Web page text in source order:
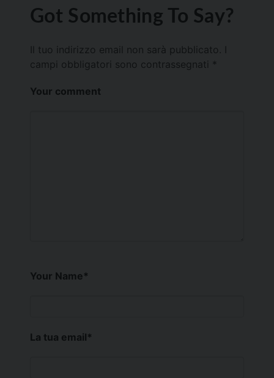
Got Something To Say?
Il tuo indirizzo email non sarà pubblicato.
campi obbligatori sono contrassegnati *
Your comment
Your Name*
La tua email*